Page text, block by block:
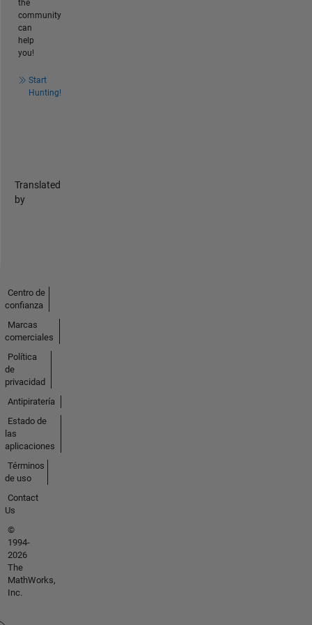
the
community
can
help
you!
Start
Hunting!
Translated
by
Centro de
confianza
Marcas
comerciales
Política
de
privacidad
Antipiratería
Estado de
las
aplicaciones
Términos
de uso
Contact
Us
©
1994-
2026
The
MathWorks,
Inc.